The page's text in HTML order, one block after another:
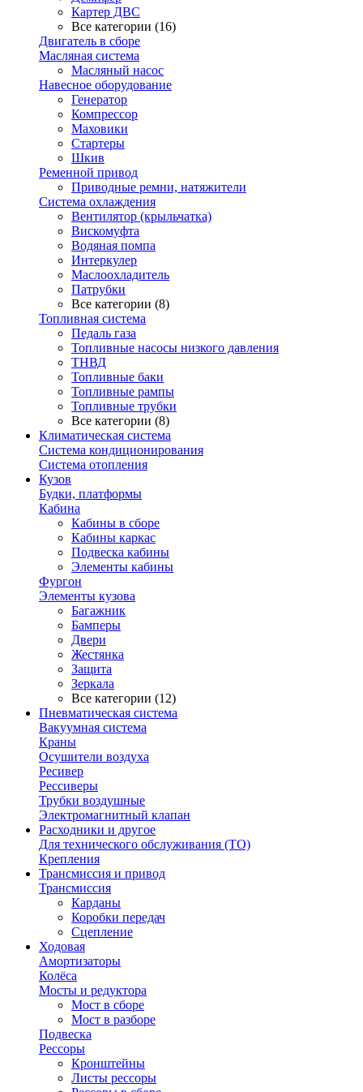
Картер ДВС
Все категории (16)
Двигатель в сборе
Масляная система
Масляный насос
Навесное оборудование
Генератор
Компрессор
Маховики
Стартеры
Шкив
Ременной привод
Приводные ремни, натяжители
Система охлаждения
Вентилятор (крыльчатка)
Вискомуфта
Водяная помпа
Интеркулер
Маслоохладитель
Патрубки
Все категории (8)
Топливная система
Педаль газа
Топливные насосы низкого давления
ТНВД
Топливные баки
Топливные рампы
Топливные трубки
Все категории (8)
Климатическая система
Система кондиционирования
Система отопления
Кузов
Будки, платформы
Кабина
Кабины в сборе
Кабины каркас
Подвеска кабины
Элементы кабины
Фургон
Элементы кузова
Багажник
Бамперы
Двери
Жестянка
Защита
Зеркала
Все категории (12)
Пневматическая система
Вакуумная система
Краны
Осушители воздуха
Ресивер
Рессиверы
Трубки воздушные
Электромагнитный клапан
Расходники и другое
Для технического обслуживания (ТО)
Крепления
Трансмиссия и привод
Трансмиссия
Карданы
Коробки передач
Сцепление
Ходовая
Амортизаторы
Колёса
Мосты и редуктора
Мост в сборе
Мост в разборе
Подвеска
Рессоры
Кронштейны
Листы рессоры